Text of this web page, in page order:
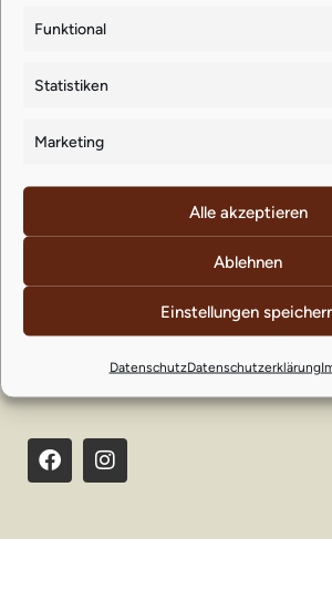
Funktional
Statistiken
Marketing
Alle akzeptieren
Ablehnen
Einstellungen
DatenschutzDatenschutzerklärung
+43 650 90 100 33
info@inbalancing.at
Nützliche Links
Datenschutzerklärung
AGB